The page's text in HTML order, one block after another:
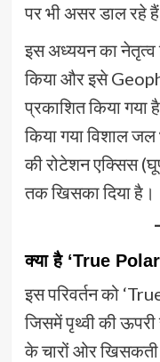
पर भी असर डाल रहे
इस अध्ययन का नेतृत्व
किया और इसे
प्रकाशित किया गया
किया गया विशाल
की रोटेशन एक्सिस
तक खिसका दिया है।
क्या है ‘True
इस परिवर्तन को
जिसमें पृथ्वी की
के चारों ओर खिसकती